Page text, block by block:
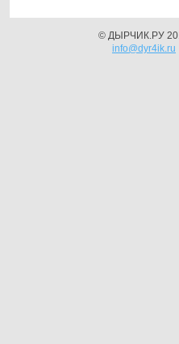
© ДЫРЧИК.РУ
info@dyr4ik.ru